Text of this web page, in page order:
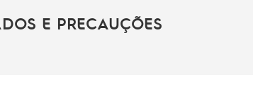
E PRECAUÇÕES